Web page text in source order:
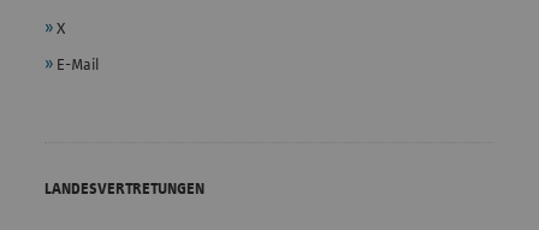
X
E-Mail
LANDESVERTRETUNGEN